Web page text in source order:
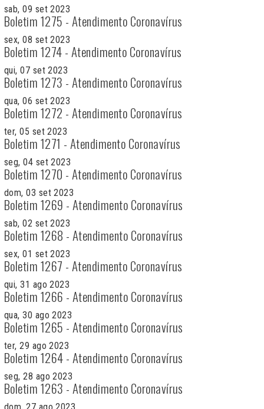
sab, 09 set 2023
Boletim 1275 - Atendimento Coronavírus
sex, 08 set 2023
Boletim 1274 - Atendimento Coronavírus
qui, 07 set 2023
Boletim 1273 - Atendimento Coronavírus
qua, 06 set 2023
Boletim 1272 - Atendimento Coronavírus
ter, 05 set 2023
Boletim 1271 - Atendimento Coronavírus
seg, 04 set 2023
Boletim 1270 - Atendimento Coronavírus
dom, 03 set 2023
Boletim 1269 - Atendimento Coronavírus
sab, 02 set 2023
Boletim 1268 - Atendimento Coronavírus
sex, 01 set 2023
Boletim 1267 - Atendimento Coronavírus
qui, 31 ago 2023
Boletim 1266 - Atendimento Coronavírus
qua, 30 ago 2023
Boletim 1265 - Atendimento Coronavírus
ter, 29 ago 2023
Boletim 1264 - Atendimento Coronavírus
seg, 28 ago 2023
Boletim 1263 - Atendimento Coronavírus